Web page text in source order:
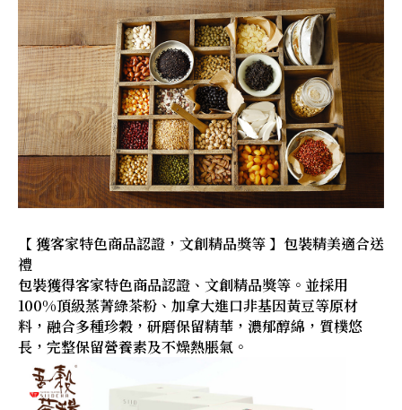
【 獲客家特色商品認證，文創精品獎等 】包裝精美適合送
禮
包裝獲得客家特色商品認證、文創精品獎等。並採用
100%頂級蒸菁綠茶粉、加拿大進口非基因黃豆等原材
料，融合多種珍穀，研磨保留精華，濃郁醇綿，質樸悠
長，完整保留營養素及不燥熱脹氣。